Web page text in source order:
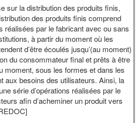
sur la distribution des produits finis,
des produits finis comprend
réalisées par le fabricant avec ou sans
à partir du moment où les
d’être écoulés jusqu’(au moment)
du consommateur final et prêts à être
moment, sous les formes et dans les
aux besoins des utilisateurs. Ainsi, la
série d’opérations réalisées par le
afin d’acheminer un produit vers